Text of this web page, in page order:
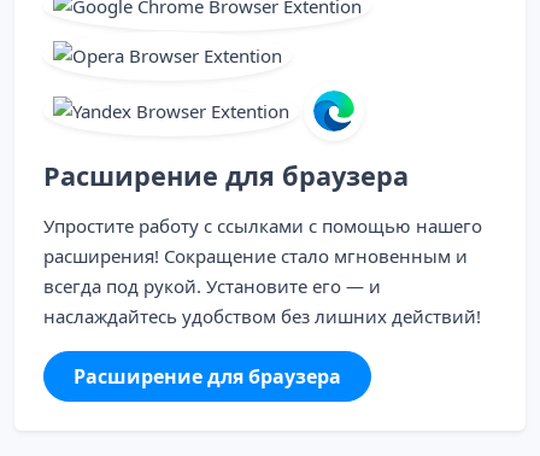
Расширение для браузера
Упростите работу с ссылками с помощью нашего
расширения! Сокращение стало мгновенным и
всегда под рукой. Установите его — и
наслаждайтесь удобством без лишних действий!
Расширение для браузера